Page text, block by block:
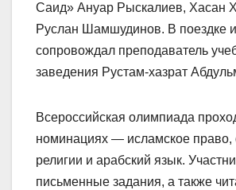
Саид» Ануар Рыскалиев, Хасан
Руслан Шамшудинов. В поездке
сопровождал преподаватель
заведения Рустам-хазрат
Всероссийская олимпиада
номинациях — исламское право,
религии и арабский язык.
письменные задания, а также